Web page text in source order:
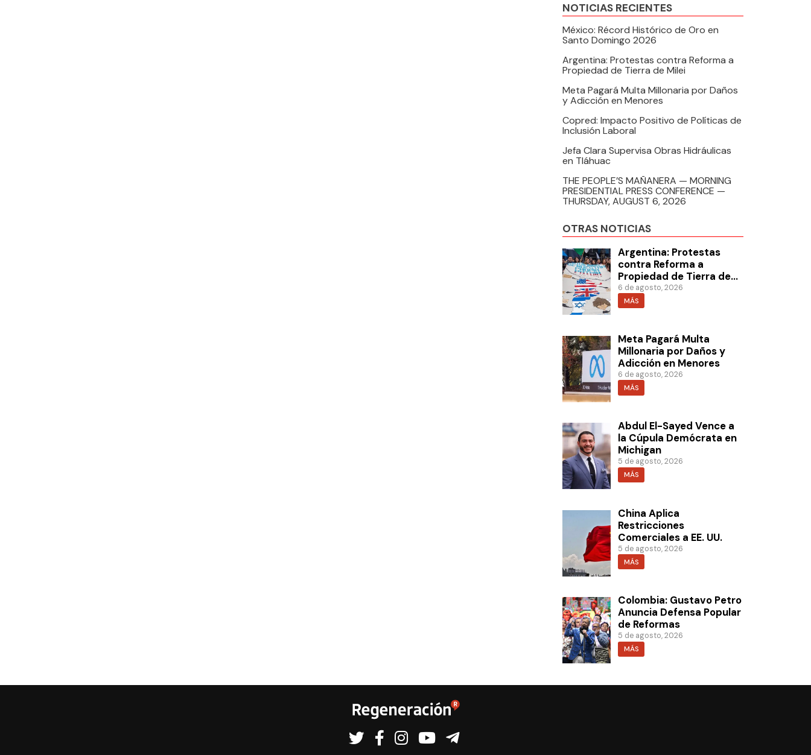
NOTICIAS RECIENTES
México: Récord Histórico de Oro en
Santo Domingo 2026
Argentina: Protestas contra Reforma a
Propiedad de Tierra de Milei
Meta Pagará Multa Millonaria por Daños
y Adicción en Menores
Copred: Impacto Positivo de Políticas de
Inclusión Laboral
Jefa Clara Supervisa Obras Hidráulicas
en Tláhuac
THE PEOPLE’S MAÑANERA — MORNING
PRESIDENTIAL PRESS CONFERENCE —
THURSDAY, AUGUST 6, 2026
OTRAS NOTICIAS
Argentina: Protestas
contra Reforma a
Propiedad de Tierra de
Milei
6 de agosto, 2026
MÁS
Meta Pagará Multa
Millonaria por Daños y
Adicción en Menores
6 de agosto, 2026
MÁS
Abdul El-Sayed Vence a
la Cúpula Demócrata en
Michigan
5 de agosto, 2026
MÁS
China Aplica
Restricciones
Comerciales a EE. UU.
5 de agosto, 2026
MÁS
Colombia: Gustavo Petro
Anuncia Defensa Popular
de Reformas
5 de agosto, 2026
MÁS